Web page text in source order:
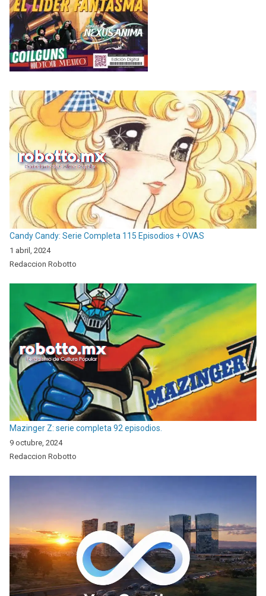
Candy Candy: Serie Completa 115 Episodios + OVAS
1 abril, 2024
Redaccion Robotto
Mazinger Z: serie completa 92 episodios.
9 octubre, 2024
Redaccion Robotto